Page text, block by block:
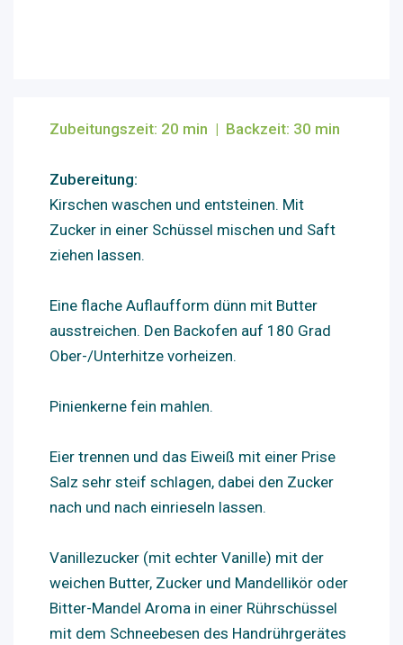
Zubeitungszeit: 20 min | Backzeit: 30 min
Zubereitung:
Kirschen waschen und entsteinen. Mit
Zucker in einer Schüssel mischen und Saft
ziehen lassen.
Eine flache Auflaufform dünn mit Butter
ausstreichen. Den Backofen auf 180 Grad
Ober-/Unterhitze vorheizen.
Pinienkerne fein mahlen.
Eier trennen und das Eiweiß mit einer Prise
Salz sehr steif schlagen, dabei den Zucker
nach und nach einrieseln lassen.
Vanillezucker (mit echter Vanille) mit der
weichen Butter, Zucker und Mandellikör oder
Bitter-Mandel Aroma in einer Rührschüssel
mit dem Schneebesen des Handrührgerätes